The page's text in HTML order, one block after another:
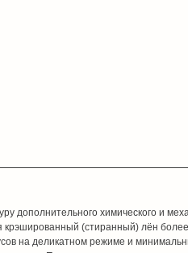
дополнительного химического и
крэшированный (стиранный) лён
на деликатном режиме и